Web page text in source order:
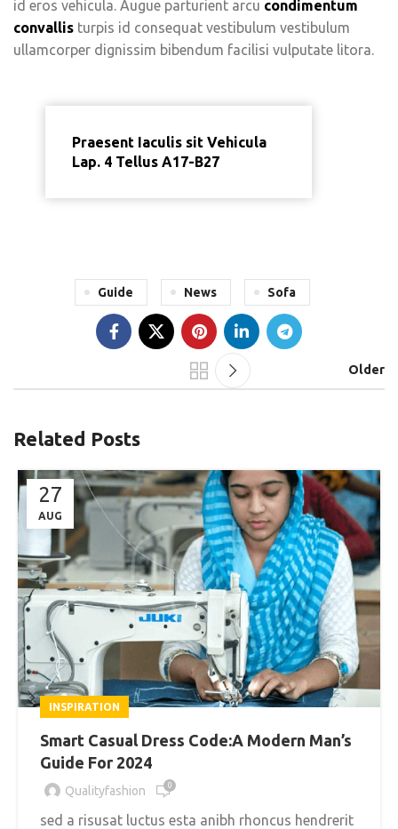
id eros vehicula. Augue parturient arcu condimentum
convallis turpis id consequat vestibulum vestibulum
ullamcorper dignissim bibendum facilisi vulputate litora.
Praesent Iaculis sit Vehicula
Lap. 4 Tellus A17-B27
Guide News Sofa
Older
Related Posts
27
AUG
INSPIRATION
Smart Casual Dress Code:A Modern Man’s
Guide For 2024
Qualityfashion 0
sed a risusat luctus esta anibh rhoncus hendrerit